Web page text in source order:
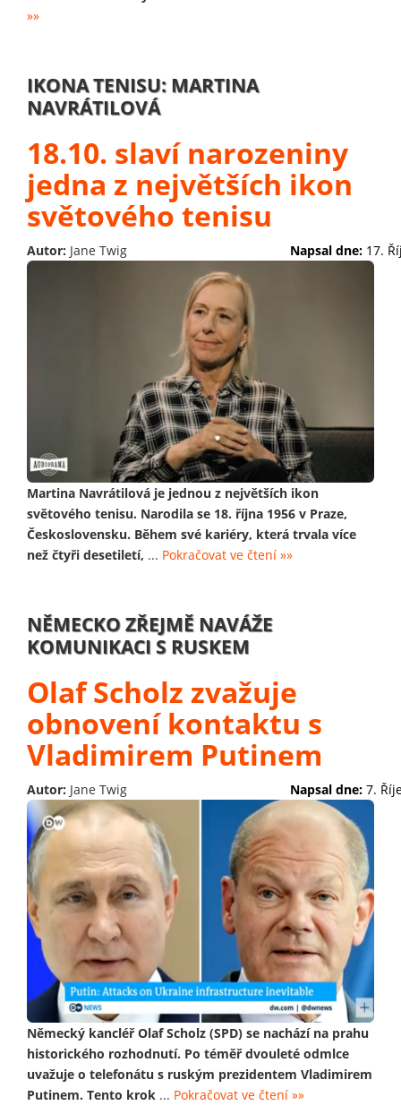
»»
IKONA TENISU: MARTINA
NAVRÁTILOVÁ
18.10. slaví narozeniny
jedna z největších ikon
světového tenisu
Autor: Jane Twig Napsal dne: 17.
Martina Navrátilová je jednou z největších ikon
světového tenisu. Narodila se 18. října 1956 v Praze,
Československu. Během své kariéry, která trvala více
než čtyři desetiletí, ... Pokračovat ve čtení »»
NĚMECKO ZŘEJMĚ NAVÁŽE
KOMUNIKACI S RUSKEM
Olaf Scholz zvažuje
obnovení kontaktu s
Vladimirem Putinem
Autor: Jane Twig Napsal dne: 7.
Německý kancléř Olaf Scholz (SPD) se nachází na prahu
historického rozhodnutí. Po téměř dvouleté odmlce
uvažuje o telefonátu s ruským prezidentem Vladimirem
Putinem. Tento krok ... Pokračovat ve čtení »»